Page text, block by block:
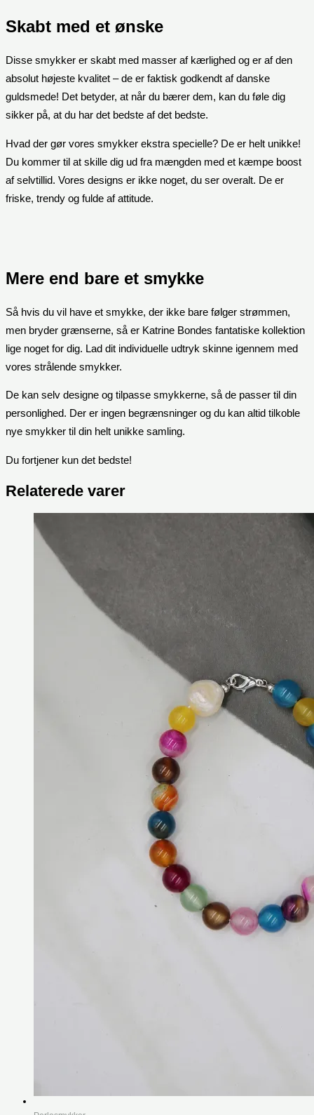
Skabt med et ønske
Disse smykker er skabt med masser af kærlighed og er af den
absolut højeste kvalitet – de er faktisk godkendt af danske
guldsmede! Det betyder, at når du bærer dem, kan du føle dig
sikker på, at du har det bedste af det bedste.
Hvad der gør vores smykker ekstra specielle? De er helt unikke!
Du kommer til at skille dig ud fra mængden med et kæmpe boost
af selvtillid. Vores designs er ikke noget, du ser overalt. De er
friske, trendy og fulde af attitude.
Mere end bare et smykke
Så hvis du vil have et smykke, der ikke bare følger strømmen,
men bryder grænserne, så er Katrine Bondes fantatiske kollektion
lige noget for dig. Lad dit individuelle udtryk skinne igennem med
vores strålende smykker.
De kan selv designe og tilpasse smykkerne, så de passer til din
personlighed. Der er ingen begrænsninger og du kan altid tilkoble
nye smykker til din helt unikke samling.
Du fortjener kun det bedste!
Relaterede varer